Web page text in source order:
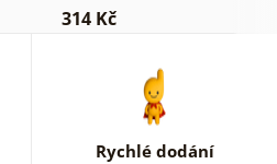
314 Kč
Rychlé dodání